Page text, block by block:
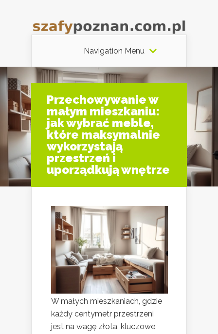
Navigation Menu
Przechowywanie w
małym mieszkaniu:
jak wybrać meble,
które maksymalnie
wykorzystają
przestrzeń i
uporządkują wnętrze
W małych mieszkaniach, gdzie
każdy centymetr przestrzeni
jest na wagę złota, kluczowe